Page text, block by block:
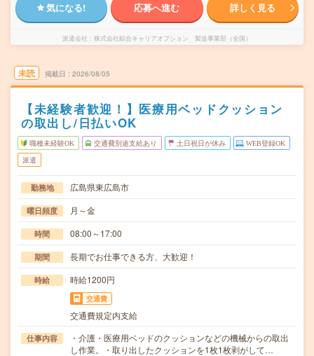
気になる! 応募へ進む 詳しく見る
派遣会社 株式会社綜合キャリアオプション 製造事業部（全国）
未読 掲載日 2026/08/05
【未経験者歓迎！】医療用ベッドクッション
の取出し/日払いOK
職種未経験OK 交通費別途支給あり 土日祝日が休み WEB登録OK
派遣
勤務地 広島県東広島市
曜日頻度 月～金
時間 08:00～17:00
期間 長期でお仕事できる方、大歓迎！
時給 時給1200円
交通費
交通費規定内支給
仕事内容
・介護・医療用ベッドのクッションなどの機械からの取出
し作業。・取り出したクッションを1枚1枚剥がして…